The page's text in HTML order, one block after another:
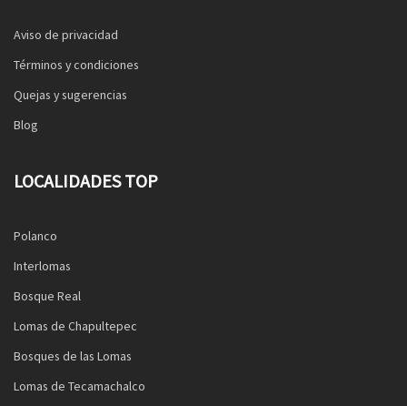
Aviso de privacidad
Términos y condiciones
Quejas y sugerencias
Blog
LOCALIDADES TOP
Polanco
Interlomas
Bosque Real
Lomas de Chapultepec
Bosques de las Lomas
Lomas de Tecamachalco